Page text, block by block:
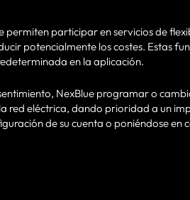
permiten participar en servicios de
potencialmente los costes. Estas
en la aplicación.
NexBlue programar o
red eléctrica, dando prioridad a un
de su cuenta o poniéndose en